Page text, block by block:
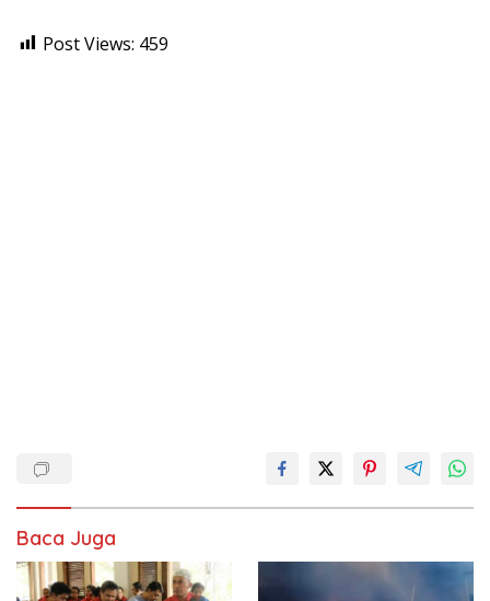
Post Views: 459
Baca Juga